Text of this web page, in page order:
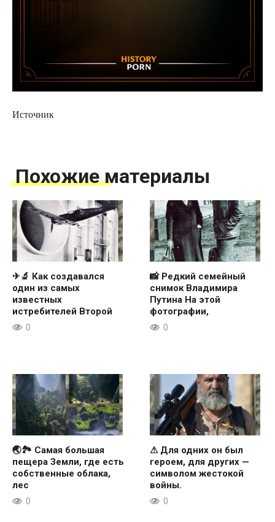
Источник
Похожие материалы
✈🔬 Как создавался
один из самых
известных
истребителей Второй
0
📸 Редкий семейный
снимок Владимира
Путина На этой
фотографии,
0
🌏🏞 Самая большая
пещера Земли, где есть
собственные облака,
лес
0
⚠ Для одних он был
героем, для других —
символом жестокой
войны.
0